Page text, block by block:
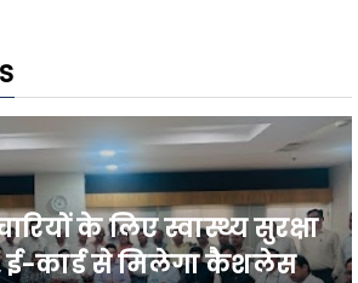
के लिए स्वास्थ्य सुरक्षा
ई-कार्ड से मिलेगा कैशलेस